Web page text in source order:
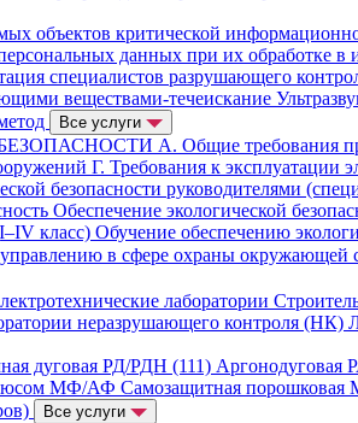
объектов критической
данных при их обработке
специалистов разрушающего
веществами-течеискание
Все услуги
А. Общие требования
Г. Требования к эксплуатации
безопасности руководителями
Обеспечение экологической
класс) Обучение обеспечению
в сфере охраны окружающей
лаборатории
неразрушающего контроля (НК)
дуговая РД/РДН (111)
МФ/АФ Самозащитная
Все услуги